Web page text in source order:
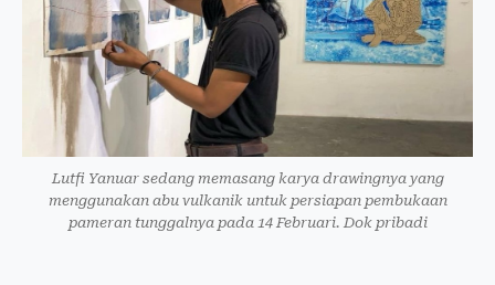
Lutfi Yanuar sedang memasang karya drawingnya yang
menggunakan abu vulkanik untuk persiapan pembukaan
pameran tunggalnya pada 14 Februari. Dok pribadi